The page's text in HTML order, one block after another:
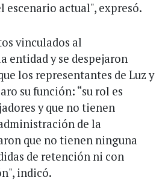
escenario actual", expresó.
vinculados al
entidad y se despejaron
los representantes de Luz y
su función: “su rol es
y que no tienen
de la
que no tienen ninguna
de retención ni con
indicó.